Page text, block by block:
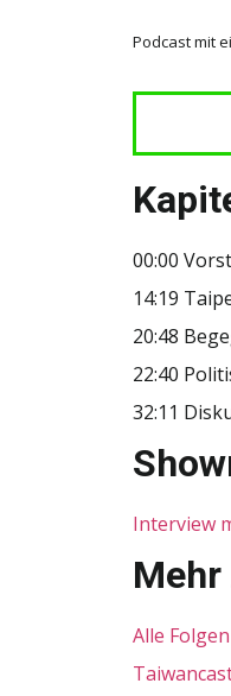
Podcast mit
00:00
14:19
20:48
22:40
32:11
Interview
Alle